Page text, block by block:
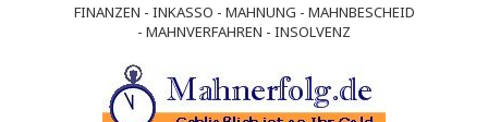
FINANZEN - INKASSO - MAHNUNG - MAHNBESCHEID
- MAHNVERFAHREN - INSOLVENZ